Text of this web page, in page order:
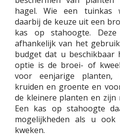
hagel. Wie een tuinkas
daarbij de keuze uit een
kas op stahoogte.
afhankelijk van het
budget dat u beschikbaar
optie is de broei- of
voor eenjarige planten,
kruiden en groente en
de kleinere planten en zijn
Een kas op stahoogte
mogelijkheden als u
kweken.